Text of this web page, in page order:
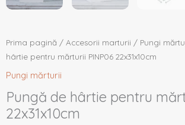
Prima pagină / Accesorii marturii / Pungi
hârtie pentru mărturii PINP06 22x31x10cm
Pungi mărturii
Pungă de hârtie pentru
22x31x10cm